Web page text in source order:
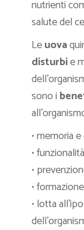
nutrienti
salute del
Leuova
disturbie
sono i
• memoria
•
•
•
• lotta